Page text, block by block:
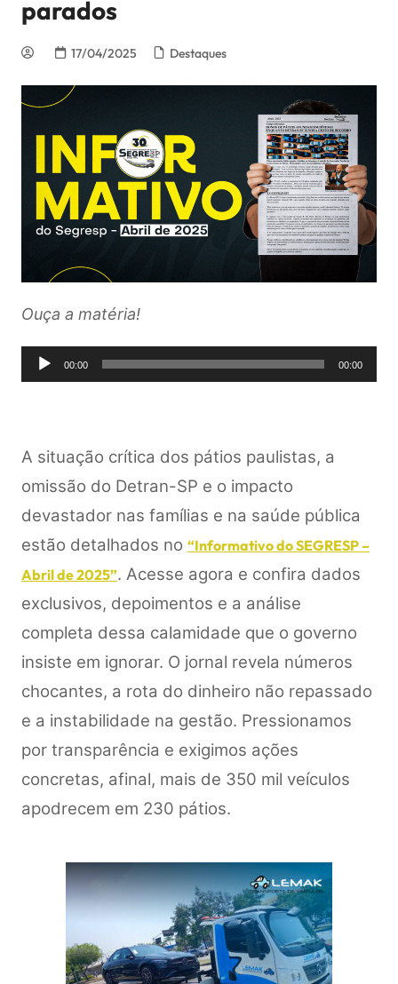
parados
17/04/2025 Destaques
Ouça a matéria!
Tocador
de
00:00 00:00
A situação crítica dos pátios paulistas, a
omissão do Detran-SP e o impacto
devastador nas famílias e na saúde pública
estão detalhados no “Informativo do SEGRESP –
Abril de 2025”. Acesse agora e confira dados
exclusivos, depoimentos e a análise
completa dessa calamidade que o governo
insiste em ignorar. O jornal revela números
chocantes, a rota do dinheiro não repassado
e a instabilidade na gestão. Pressionamos
por transparência e exigimos ações
concretas, afinal, mais de 350 mil veículos
apodrecem em 230 pátios.